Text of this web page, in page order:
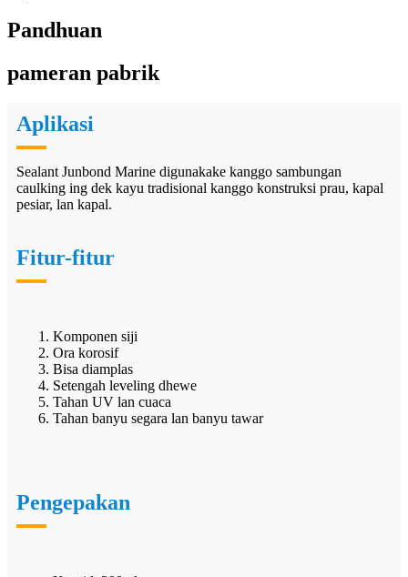
Pandhuan
pameran pabrik
Aplikasi
Sealant Junbond Marine digunakake kanggo sambungan
caulking ing dek kayu tradisional kanggo konstruksi prau, kapal
pesiar, lan kapal.
Fitur-fitur
Komponen siji
Ora korosif
Bisa diamplas
Setengah leveling dhewe
Tahan UV lan cuaca
Tahan banyu segara lan banyu tawar
Pengepakan